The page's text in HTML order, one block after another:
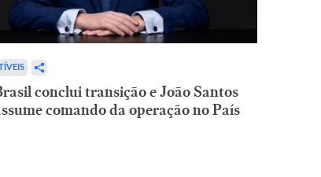
conclui transição e João Santos
comando da operação no País